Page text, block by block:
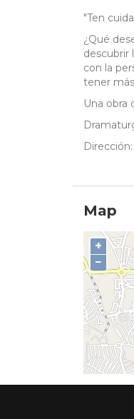
"Ten
¿Qué
descubrir
con la
tener
Una obra
Dirección:
Map
+
−